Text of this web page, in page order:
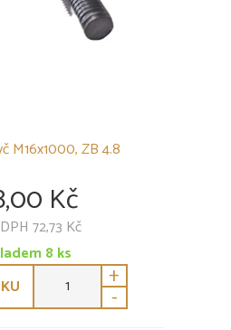
M16x1000, ZB 4.8
Kč
72,73 Kč
8 ks
+
-